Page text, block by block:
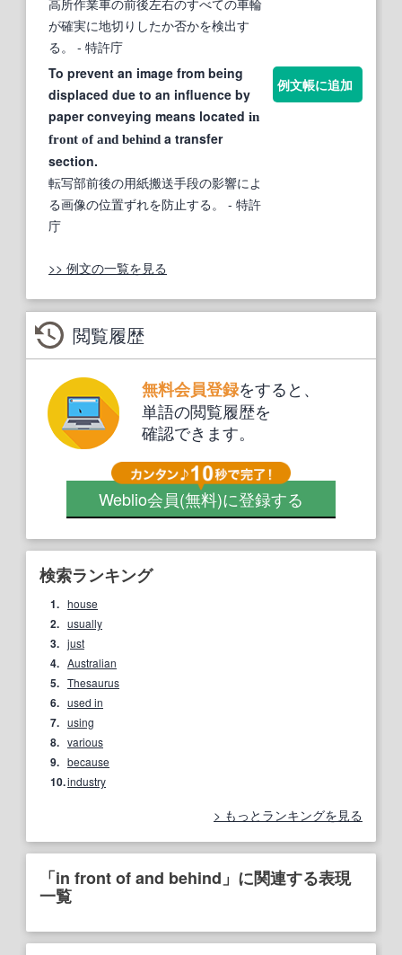
が確実に地切りしたか否かを検出す
る。
- 特許庁
To prevent an image from being
displaced due to an influence by
paper conveying means located in
front of and behind a transfer
section.
転写部前後の用紙搬送手段の影響によ
る画像の位置ずれを防止する。
- 特許
庁
例文帳に追加
>> 例文の一覧を見る
閲覧履歴
無料会員登録をすると、
単語の閲覧履歴を
確認できます。
Weblio会員(無料)に登録する
検索ランキング
1. house
2. usually
3. just
4. Australian
5. Thesaurus
6. used in
7. using
8. various
9. because
10.industry
もっとランキングを見る
「in front of and behind」に関連する表現
一覧